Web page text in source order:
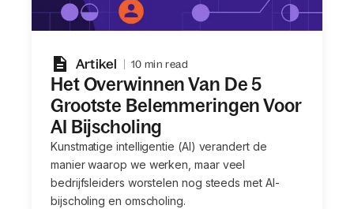
Artikel 10 min read
Het Overwinnen Van De 5
Grootste Belemmeringen Voor
AI Bijscholing
Kunstmatige intelligentie (AI) verandert de
manier waarop we werken, maar veel
bedrijfsleiders worstelen nog steeds met AI-
bijscholing en omscholing.